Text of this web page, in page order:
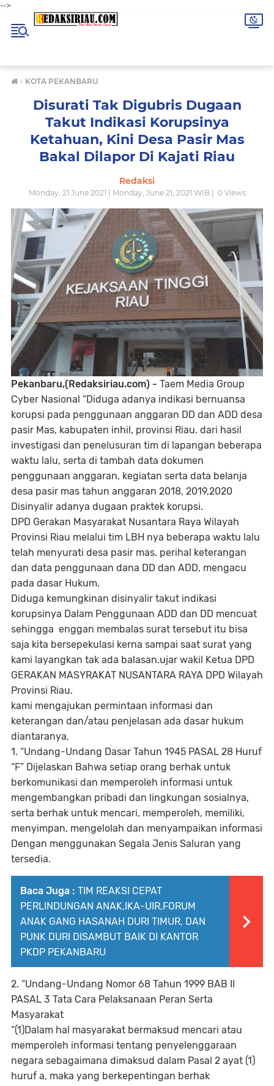
-->
› KOTA PEKANBARU
Disurati Tak Digubris Dugaan
Takut Indikasi Korupsinya
Ketahuan, Kini Desa Pasir Mas
Bakal Dilapor Di Kajati Riau
Redaksi
Monday, 21 June 2021 | Monday, June 21, 2021 WIB | 0Views
Pekanbaru,(Redaksiriau.com) - Taem Media Group
Cyber Nasional “Diduga adanya indikasi bernuansa
korupsi pada penggunaan anggaran DD dan ADD desa
pasir Mas, kabupaten inhil, provinsi Riau. dari hasil
investigasi dan penelusuran tim di lapangan beberapa
waktu lalu, serta di tambah data dokumen
penggunaan anggaran, kegiatan serta data belanja
desa pasir mas tahun anggaran 2018, 2019,2020
Disinyalir adanya dugaan praktek korupsi.
DPD Gerakan Masyarakat Nusantara Raya Wilayah
Provinsi Riau melalui tim LBH nya beberapa waktu lalu
telah menyurati desa pasir mas. perihal keterangan
dan data penggunaan dana DD dan ADD, mengacu
pada dasar Hukum.
Diduga kemungkinan disinyalir takut indikasi
korupsinya Dalam Penggunaan ADD dan DD mencuat
sehingga enggan membalas surat tersebut itu bisa
saja kita bersepekulasi kerna sampai saat surat yang
kami layangkan tak ada balasan.ujar wakil Ketua DPD
GERAKAN MASYRAKAT NUSANTARA RAYA DPD Wilayah
Provinsi Riau.
kami mengajukan permintaan informasi dan
keterangan dan/atau penjelasan ada dasar hukum
diantaranya,
1. “Undang-Undang Dasar Tahun 1945 PASAL 28 Huruf
“F” Dijelaskan Bahwa setiap orang berhak untuk
berkomunikasi dan memperoleh informasi untuk
mengembangkan pribadi dan lingkungan sosialnya,
serta berhak untuk mencari, memperoleh, memiliki,
menyimpan, mengelolah dan menyampaikan informasi
Dengan menggunakan Segala Jenis Saluran yang
tersedia.
Baca Juga : TIM REAKSI CEPAT
PERLINDUNGAN ANAK,IKA-UIR,FORUM
ANAK GANG HASANAH DURI TIMUR, DAN
PUNK DURI DISAMBUT BAIK DI KANTOR
PKDP PEKANBARU
2. “Undang-Undang Nomor 68 Tahun 1999 BAB II
PASAL 3 Tata Cara Pelaksanaan Peran Serta
Masyarakat
“(1)Dalam hal masyarakat bermaksud mencari atau
memperoleh informasi tentang penyelenggaraan
negara sebagaimana dimaksud dalam Pasal 2 ayat (1)
huruf a, maka yang berkepentingan berhak